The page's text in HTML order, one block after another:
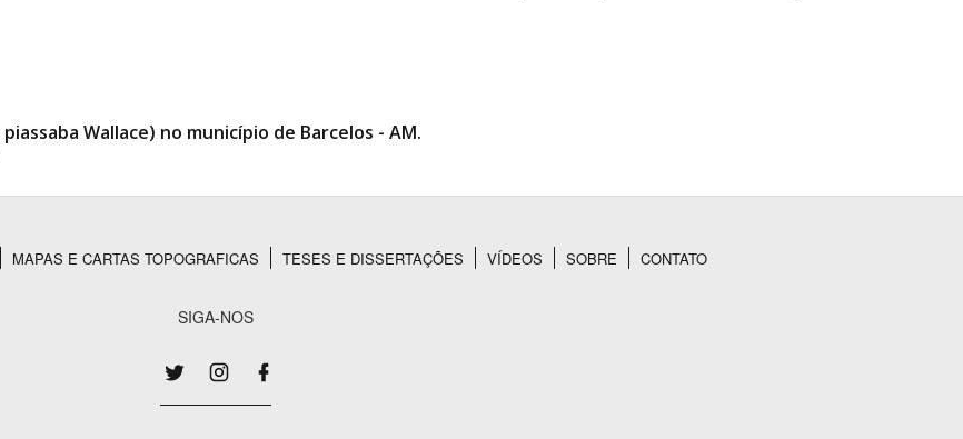
Wallace) no município de Barcelos - AM.
MAPAS E CARTAS TOPOGRAFICAS TESES E DISSERTAÇÕES VÍDEOS SOBRE CONTATO
SIGA-NOS